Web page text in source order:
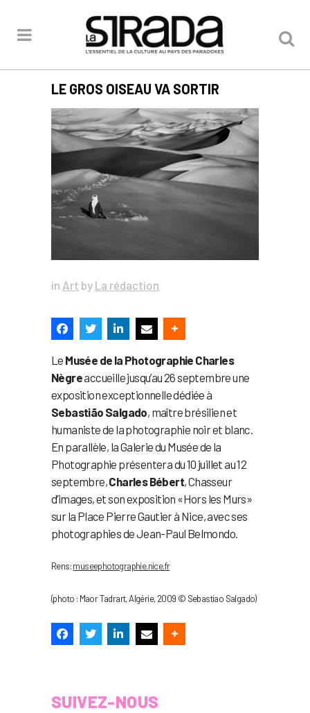
LE GROS OISEAU VA SORTIR
in Art by La rédaction
Le Musée de la Photographie Charles
Nègreaccueille jusqu’au 26 septembre une
exposition exceptionnelle dédiée à
Sebastião Salgado, maître brésilien et
humaniste de la photographie noir et blanc.
En parallèle, la Galerie du Musée de la
Photographie présentera du 10 juillet au 12
septembre,Charles Bébert, Chasseur
d’images, et son exposition «Hors les Murs»
sur la Place Pierre Gautier à Nice, avec ses
photographies de Jean-Paul Belmondo.
Rens:museephotographie.nice.fr
(photo : Maor Tadrart, Algérie, 2009 © Sebastiao Salgado)
SUIVEZ-NOUS